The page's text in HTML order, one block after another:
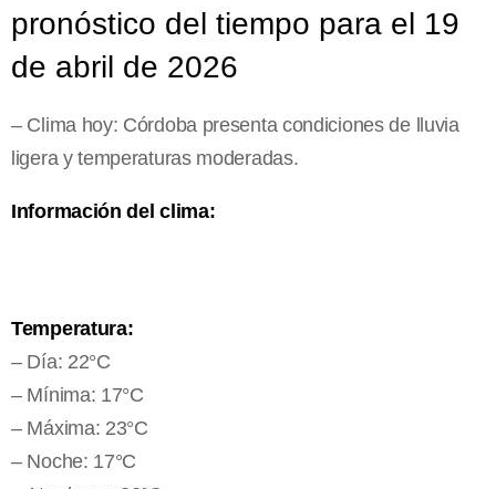
pronóstico del tiempo para el 19
de abril de 2026
– Clima hoy: Córdoba presenta condiciones de lluvia
ligera y temperaturas moderadas.
Información del clima:
Temperatura:
– Día: 22°C
– Mínima: 17°C
– Máxima: 23°C
– Noche: 17°C